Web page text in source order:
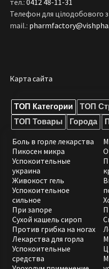
тел.: 0412 48-11-31
Телефон для цілодобового
mail.:
Карта сайта
ТОП Категории
ТОП
ТОП Товары
Города
Боль в горле лекарства
Пикосен микра
Успокоительные
украина
Живокост гель
Успокоительное
сильное
При запоре
Сухой кашель сироп
Против грибка на ногах
Лекарства для горла
Успокоительные
средства